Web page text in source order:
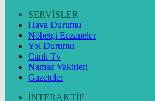
SERVİSLER
Hava Durumu
Nöbetçi Eczaneler
Yol Durumu
Canlı Tv
Namaz Vakitleri
Gazeteler
İNTERAKTİF